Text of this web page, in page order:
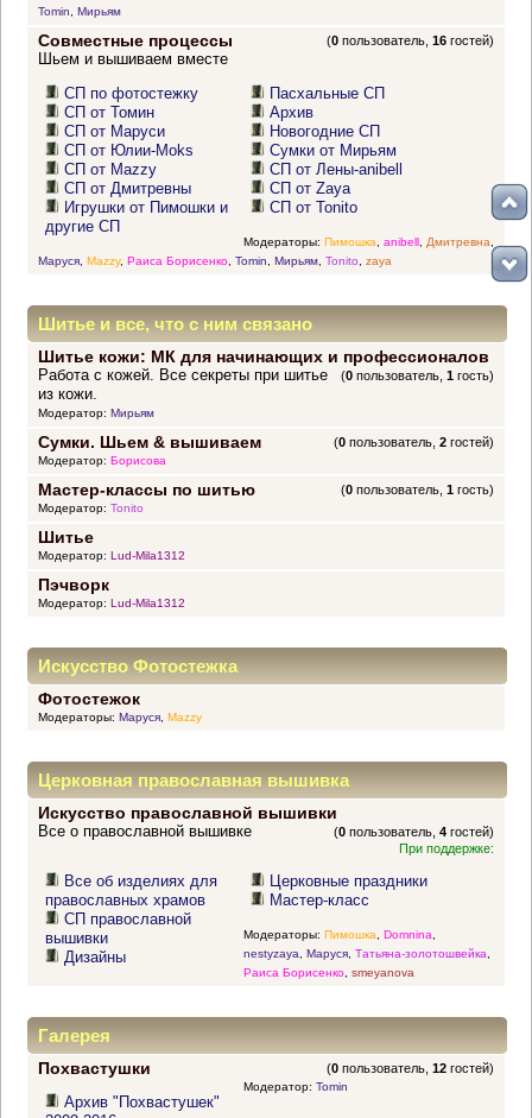
Tomin
Мирьям
Совместные процессы (0 пользователь,16 гостей)
Шьем и вышиваем вместе
СП по фотостежку
СП от Томин
СП от Маруси
СП от Юлии-Moks
СП от Mazzy
СП от Дмитревны
Игрушки от Пимошки и
другие СП
Пасхальные СП
Архив
Новогодние СП
Сумки от Мирьям
СП от Лены-anibell
СП от Zaya
СП от Tonito
Модераторы: Пимошка anibell, Дмитревна
Маруся, Mazzy, Раиса Борисенко, Tomin Мирьям, Tonito zaya
Шитье и все, что с ним связано
Шитье кожи: МК для начинающих и профессионалов
(0 пользователь,1 гость)
Работа с кожей. Все секреты при шитье
из кожи.
Модератор: Мирьям
Сумки. Шьем & вышиваем (0 пользователь,2 гостей)
Модератор: Борисова
Мастер-классы по шитью (0 пользователь,1 гость)
Модератор: Tonito
Шитье
Модератор: Lud-Mila1312
Пэчворк
Модератор: Lud-Mila1312
Искусство Фотостежка
Фотостежок
Модераторы: Маруся, Mazzy
Церковная православная вышивка
Искусство православной вышивки
(0 пользователь,4 гостей)
Все о православной вышивке
При поддержке:
Все об изделиях для
православных храмов
СП православной
вышивки
Дизайны
Церковные праздники
Мастер-класс
Модераторы: Пимошка Domnina
nestyzaya
Маруся, Татьяна-золотошвейка
Раиса Борисенко, smeyanova
Галерея
Похвастушки (0 пользователь,12 гостей)
Архив "Похвастушек"
Модератор: Tomin